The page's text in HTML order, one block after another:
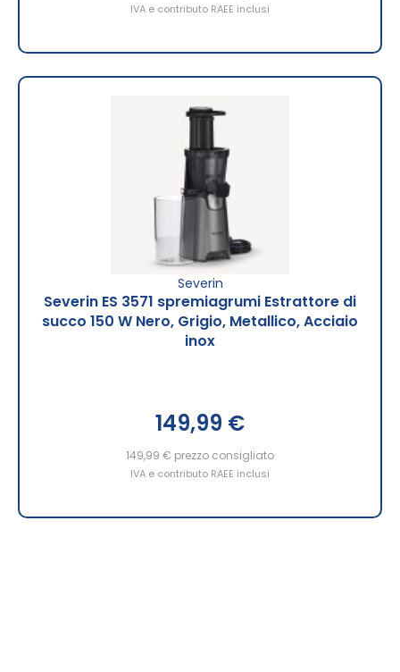
IVA e contributo RAEE inclusi
Severin
Severin ES 3571 spremiagrumi Estrattore di
succo 150 W Nero, Grigio, Metallico, Acciaio
inox
149,99 €
149,99 € prezzo consigliato
IVA e contributo RAEE inclusi